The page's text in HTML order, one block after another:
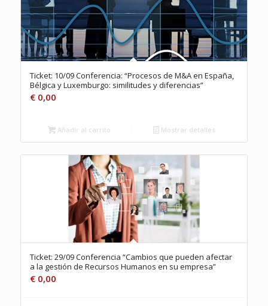
Ticket: 10/09 Conferencia: “Procesos de M&A en España,
Bélgica y Luxemburgo: similitudes y diferencias”
€0,00
Añadir al carrito Mostrar detalles
Ticket: 29/09 Conferencia “Cambios que pueden afectar
a la gestión de Recursos Humanos en su empresa”
€0,00